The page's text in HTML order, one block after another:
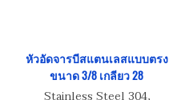
หัวอัดจารบีสแตนเลสแบบตรง
ขนาด 3/8 เกลียว 28
Stainless Steel 304,